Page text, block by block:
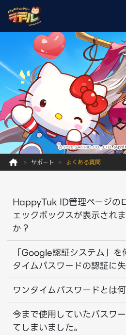
サポート よくある質問
HappyTuk ID管理ページの
ェックボックスが表示され
か？
「Google認証システム」
タイムパスワードの認証に失
ワンタイムパスワードとは
今まで使用していたパスワ
てしまいました。